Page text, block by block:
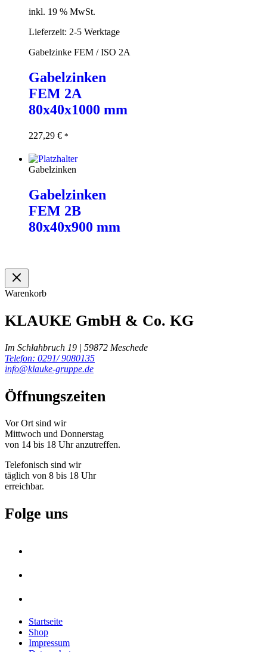
inkl. 19 % MwSt.
Lieferzeit: 2-5 Werktage
Gabelzinke FEM / ISO 2A
Gabelzinken
FEM 2A
80x40x1000 mm
227,29 € *
Gabelzinken
Gabelzinken
FEM 2B
80x40x900 mm
Warenkorb
KLAUKE GmbH & Co. KG
Im Schlahbruch 19 | 59872 Meschede
Telefon: 0291/ 9080135
info@klauke-gruppe.de
Öffnungszeiten
Vor Ort sind wir
Mittwoch und Donnerstag
von 14 bis 18 Uhr anzutreffen.
Telefonisch sind wir
täglich von 8 bis 18 Uhr
erreichbar.
Folge uns
Startseite
Shop
Impressum